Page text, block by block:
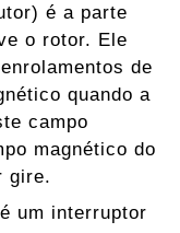
é a parte
o rotor. Ele
de
quando a
campo
magnético do
gire.
um interruptor